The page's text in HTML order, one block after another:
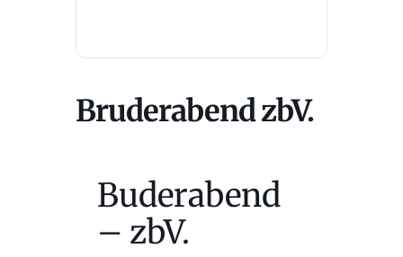
Bruderabend zbV.
Buderabend
– zbV.